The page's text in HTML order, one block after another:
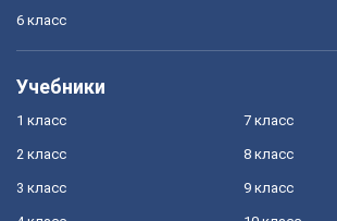
6 класс
Учебники
1 класс
2 класс
3 класс
7 класс
8 класс
9 класс